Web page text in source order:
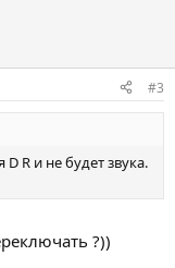
#3
R и не будет звука.
?))